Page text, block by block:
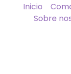
Inicio
Sobre